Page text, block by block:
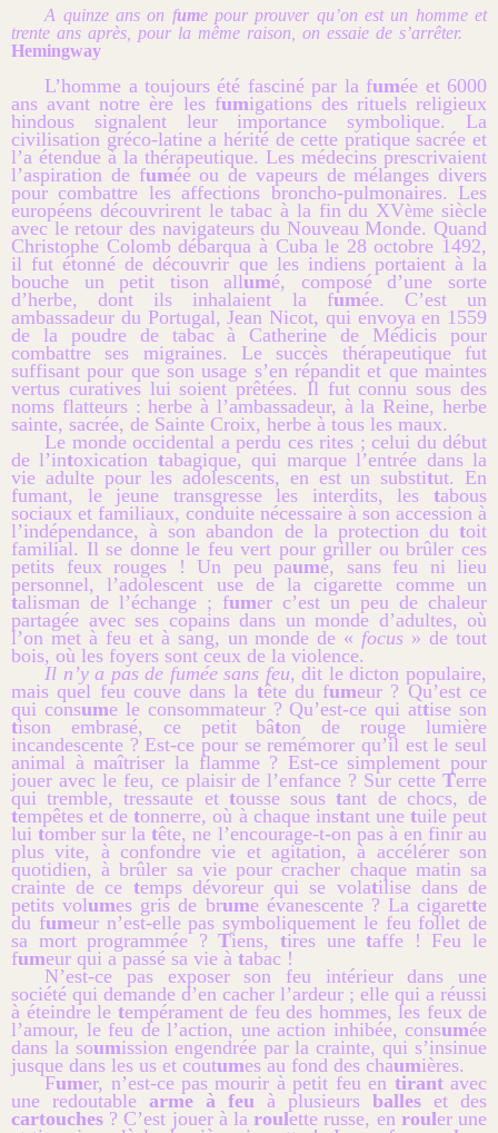
A quinze ans on fume pour prouver qu’on est un homme et
trente ans après, pour la même raison, on essaie de s’arrêter.
Hemingway
L’homme a toujours été fasciné par la fumée et 6000
ans avant notre ère les fumigations des rituels religieux
hindous signalent leur importance symbolique. La
civilisation gréco-latine a hérité de cette pratique sacrée et
l’a étendue à la thérapeutique. Les médecins prescrivaient
l’aspiration de fumée ou de vapeurs de mélanges divers
pour combattre les affections broncho-pulmonaires. Les
européens découvrirent le tabac à la fin du XVème siècle
avec le retour des navigateurs du Nouveau Monde. Quand
Christophe Colomb débarqua à Cuba le 28 octobre 1492,
il fut étonné de découvrir que les indiens portaient à la
bouche un petit tison allumé, composé d’une sorte
d’herbe, dont ils inhalaient la fumée. C’est un
ambassadeur du Portugal, Jean Nicot, qui envoya en 1559
de la poudre de tabac à Catherine de Médicis pour
combattre ses migraines. Le succès thérapeutique fut
suffisant pour que son usage s’en répandit et que maintes
vertus curatives lui soient prêtées. Il fut connu sous des
noms flatteurs : herbe à l’ambassadeur, à la Reine, herbe
sainte, sacrée, de Sainte Croix, herbe à tous les maux.
Le monde occidental a perdu ces rites ; celui du début
de l’intoxication tabagique, qui marque l’entrée dans la
vie adulte pour les adolescents, en est un substitut. En
fumant, le jeune transgresse les interdits, les tabous
sociaux et familiaux, conduite nécessaire à son accession à
l’indépendance, à son abandon de la protection du toit
familial. Il se donne le feu vert pour griller ou brûler ces
petits feux rouges ! Un peu paumé, sans feu ni lieu
personnel, l’adolescent use de la cigarette comme un
talisman de l’échange ; fumer c’est un peu de chaleur
partagée avec ses copains dans un monde d’adultes, où
l’on met à feu et à sang, un monde de « focus » de tout
bois, où les foyers sont ceux de la violence.
Il n’y a pas de fumée sans feu, dit le dicton populaire,
mais quel feu couve dans la tête du fumeur ? Qu’est ce
qui consume le consommateur ? Qu’est-ce qui attise son
tison embrasé, ce petit bâton de rouge lumière
incandescente ? Est-ce pour se remémorer qu’il est le seul
animal à maîtriser la flamme ? Est-ce simplement pour
jouer avec le feu, ce plaisir de l’enfance ? Sur cette Terre
qui tremble, tressaute et tousse soustant de chocs, de
tempêtes et detonnerre, où à chaque instant une tuile peut
luitomber sur latête, ne l’encourage-t-on pas à en finir au
plus vite, à confondre vie et agitation, à accélérer son
quotidien, à brûler sa vie pour cracher chaque matin sa
crainte de ce temps dévoreur qui se volatilise dans de
petits volumes gris de brume évanescente ? La cigarette
du fumeur n’est-elle pas symboliquement le feu follet de
sa mort programmée ?Tiens,tires unetaffe ! Feu le
fumeur qui a passé sa vie à tabac !
N’est-ce pas exposer son feu intérieur dans une
société qui demande d’en cacher l’ardeur ; elle qui a réussi
à éteindre le tempérament de feu des hommes, les feux de
l’amour, le feu de l’action, une action inhibée, consumée
dans la soumission engendrée par la crainte, qui s’insinue
jusque dans les us et coutumes au fond des chaumières.
Fumer, n’est-ce pas mourir à petit feu en tirantavec
une redoutable arme à feu à plusieurs balles et des
cartouches ? C’est jouer à laroulette russe, en rouler une